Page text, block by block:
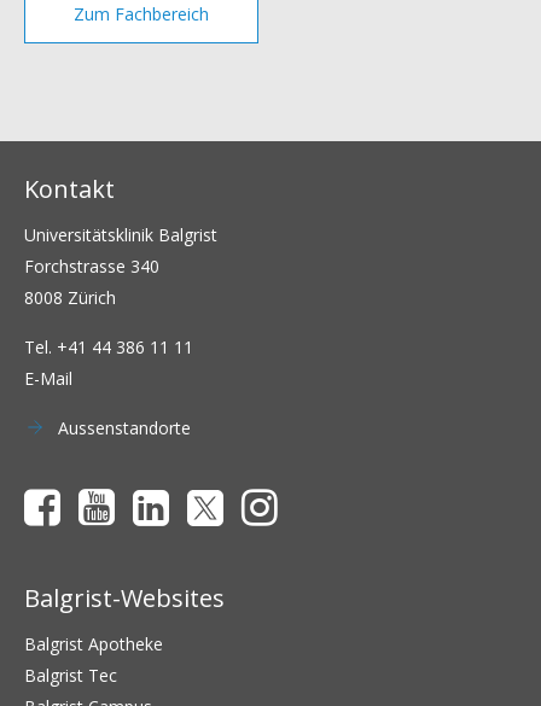
Zum Fachbereich
Kontakt
Universitätsklinik Balgrist
Forchstrasse 340
8008 Zürich
Tel. +41 44 386 11 11
E-Mail
Aussenstandorte
Balgrist-Websites
Balgrist Apotheke
Balgrist Tec